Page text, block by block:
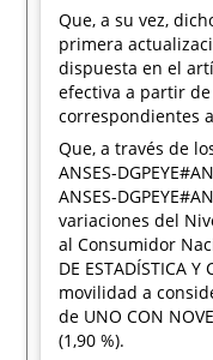
Que, a su vez,
primera
dispuesta en el
efectiva a partir
correspondientes
Que, a través de
ANSES-
ANSES-
variaciones del
al Consumidor
DE ESTADÍSTICA
movilidad a
de UNO CON
(1,90 %).